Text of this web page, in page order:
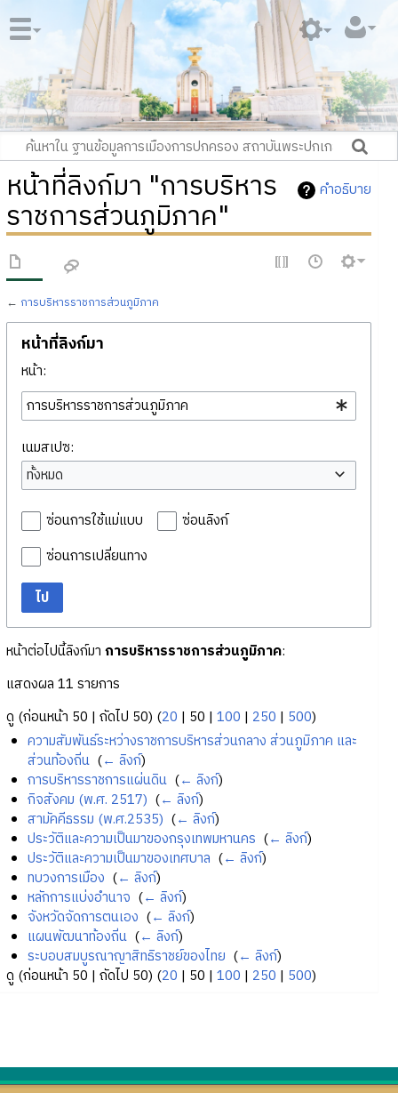
คำอธิบาย
หน้าที่ลิงก์มา "การบริหาร
ราชการส่วนภูมิภาค"
← การบริหารราชการส่วนภูมิภาค
หน้าที่ลิงก์มา
หน้า:
เนมสเปซ:
ทั้งหมด
ซ่อนการใช้แม่แบบ
ซ่อนลิงก์
ซ่อนการเปลี่ยนทาง
ไป
หน้าต่อไปนี้ลิงก์มา การบริหารราชการส่วนภูมิภาค:
แสดงผล 11 รายการ
ดู (ก่อนหน้า 50 | ถัดไป 50) (20 | 50 | 100 | 250 | 500)
ความสัมพันธ์ระหว่างราชการบริหารส่วนกลาง ส่วนภูมิภาค และ
ส่วนท้องถิ่น (← ลิงก์)
การบริหารราชการแผ่นดิน (← ลิงก์)
กิจสังคม (พ.ศ. 2517) (← ลิงก์)
สามัคคีธรรม (พ.ศ.2535) (← ลิงก์)
ประวัติและความเป็นมาของกรุงเทพมหานคร (← ลิงก์)
ประวัติและความเป็นมาของเทศบาล (← ลิงก์)
ทบวงการเมือง (← ลิงก์)
หลักการแบ่งอำนาจ (← ลิงก์)
จังหวัดจัดการตนเอง (← ลิงก์)
แผนพัฒนาท้องถิ่น (← ลิงก์)
ระบอบสมบูรณาญาสิทธิราชย์ของไทย (← ลิงก์)
ดู (ก่อนหน้า 50 | ถัดไป 50) (20 | 50 | 100 | 250 | 500)